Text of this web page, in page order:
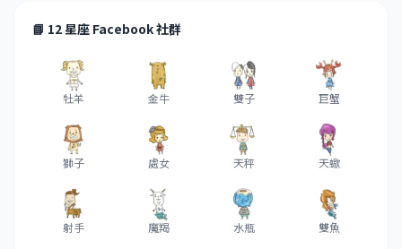
📘 12 星座 Facebook 社群
牡羊 金牛 雙子 巨蟹
獅子 處女 天秤 天蠍
射手 魔羯 水瓶 雙魚